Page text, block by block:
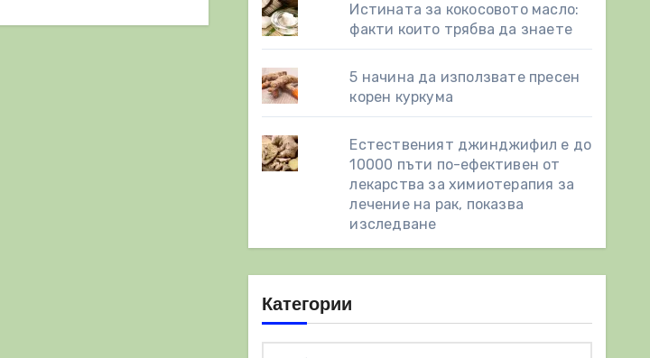
Истината за кокосовото масло:
факти които трябва да знаете
5 начина да използвате пресен
корен куркума
Естественият джинджифил е до
10000 пъти по-ефективен от
лекарства за химиотерапия за
лечение на рак, показва
изследване
Категории